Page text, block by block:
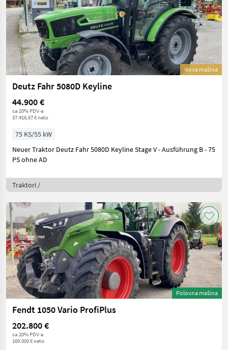
Nova mašina
Deutz Fahr 5080D Keyline
44.900 €
sa 20% PDV-a
37.416,67 € neto
75 KS/55 kW
Neuer Traktor Deutz Fahr 5080D Keyline Stage V - Ausführung B - 75
PS ohne AD
Traktori /
Polovna mašina
Fendt 1050 Vario ProfiPlus
202.800 €
sa 20% PDV-a
169.000 € neto